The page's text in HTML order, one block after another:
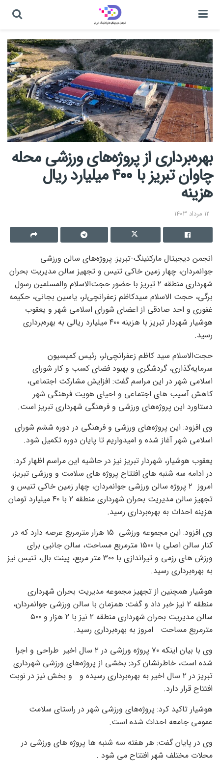
بهره‌برداری از پروژه‌های ورزشی محله
چاوان تبریز با ۴۰۰ میلیارد ریال
هزینه
12 مرداد 1403
انجمن دیجیتال مارکتینگ-تبریز: پروژه‌های سالن ورزشی
جوانمردان، چهار زمین خاکی تنیس و تجهیز سالن مدیریت بحران
شهرداری منطقه ۲ تبریز با حضور حجت‌الاسلام والمسلمین رسول
برگی، حجت الاسلام سیدکاظم زعفرانچی‌لر، یاسین بجانی، حکیمه
غفوری و احد صادقی از اعضای شورای اسلامی شهر و یعقوب
هوشیار شهردار تبریز با هزینه ۴۰۰ میلیارد ریالی به بهره‌برداری
رسید.
حجت‌الاسلام سید کاظم زعفرانچی‌لر، رئیس کمیسیون
سرمایه‌گذاری، گردشگری و بهبود فضای کسب و کار شورای
اسلامی شهر در این مراسم گفت:‌ افزایش مشارکت اجتماعی،
کاهش آسیب های اجتماعی و احیای هویت فرهنگی شهر
دستاورد این پروژه‌های ورزشی و فرهنگی شهرداری تبریز است.
وی افزود: این پروژه‌های ورزشی و فرهنگی در دوره ششم شورای
اسلامی شهر آغاز شده و امیدواریم تا پایان دوره تکمیل شود.
یعقوب هوشیار، شهردار تبریز نیز در حاشیه این مراسم اظهار کرد:
در ادامه سه شنبه های افتتاح پروژه های سلامت و ورزشی تبریز،
امروز ۲ پروژه سالن ورزشی جوانمردان، چهار زمین خاکی تنیس و
تجهیز سالن مدیریت بحران شهرداری منطقه ۲ با ۴۰ میلیارد تومان
هزینه احداث به بهره‌برداری رسید.
وی افزود: این مجموعه ورزشی ۱۵ هزار مترمربع عرصه دارد که در
کنار سالن اصلی با ۱۵۰۰ مترمربع مساحت، سالن جانبی برای
ورزش های رزمی و تیراندازی با ۳۰۰ متر مربع، پینت بال، تنیس نیز
به بهره‌برداری رسید.
هوشیار همچنین از تجهیز مجموعه مدیریت بحران شهرداری
منطقه ۲ نیز خبر داد و گفت: همزمان با سالن ورزشی جوانمردان،
سالن مدیریت بحران شهرداری منطقه ۲ نیز با ۲ هزار و ۵۰۰
مترمربع مساحت امروز به بهره‌برداری رسید.
وی با بیان اینکه ۷۰ پروژه ورزشی در ۲ سال اخیر طراحی و اجرا
شده است، خاطرنشان کرد: بخشی از پروژه‌های ورزشی شهرداری
تبریز در ۲ سال اخیر به بهره‌برداری رسیده و و بخش نیز در نوبت
افتتاح قرار دارد.
هوشیار تاکید کرد: پروژه‌های ورزشی شهر در راستای سلامت
عمومی جامعه احداث شده است.
وی در پایان گفت: هر هفته سه شنبه ها پروژه های ورزشی در
محلات مختلف شهر افتتاح می شود .